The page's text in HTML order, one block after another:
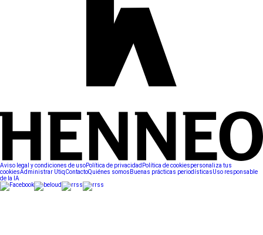
Aviso legal y condiciones de usoPolítica de privacidad Política de cookiespersonaliza tus
cookiesAdministrar UtiqContactoQuiénes somos Buenas prácticas periodísticasUso responsable
de la IA